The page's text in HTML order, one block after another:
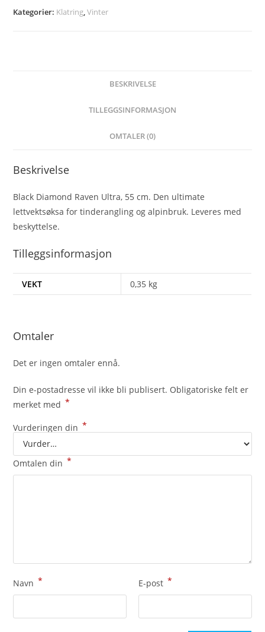
Kategorier: Klatring,Vinter
BESKRIVELSE
TILLEGGSINFORMASJON
OMTALER (0)
Beskrivelse
Black Diamond Raven Ultra, 55 cm. Den ultimate
lettvektsøksa for tinderangling og alpinbruk. Leveres med
beskyttelse.
Tilleggsinformasjon
VEKT 0,35 kg
Omtaler
Det er ingen omtaler ennå.
Din e-postadresse vil ikke bli publisert. Obligatoriske felt er
merket med *
Vurderingen din *
Omtalen din *
Navn * E-post *